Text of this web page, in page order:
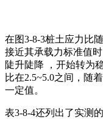
在图3-8-3桩土应力比
接近其承载力标准值
陡升陡降 ，开始转为
比在2.5~5.0之间，随
一定值。
表3-8-4还列出了实测